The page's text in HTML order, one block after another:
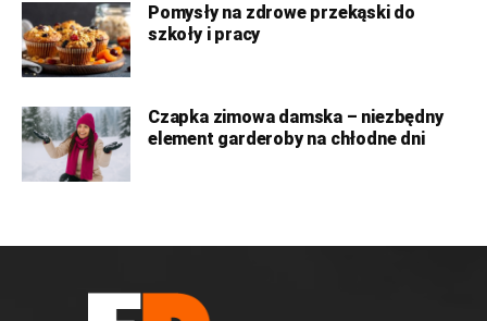
Pomysły na zdrowe przekąski do
szkoły i pracy
Czapka zimowa damska – niezbędny
element garderoby na chłodne dni